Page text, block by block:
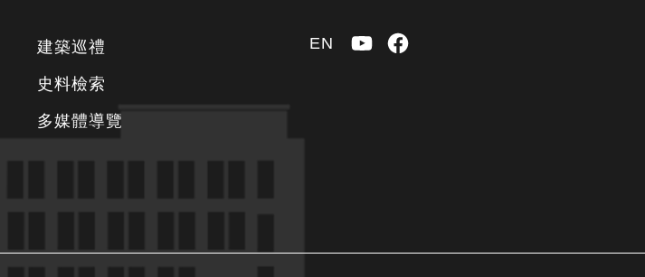
建築巡禮
史料檢索
多媒體導覽
EN YouTubeFacebook